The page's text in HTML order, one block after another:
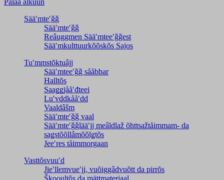
Palaa alkuun
Sääʹmteʹǧǧ
Sääʹmteʹǧǧ
Reâuggmen Sääʹmteeʹǧǧest
Sääʹmkulttuurkõõskõs Sajos
Tuʹmmstõktuâjj
Sääʹmteeʹǧǧ sååbbar
Halltõs
Saaǥǥjååʹđteei
Luʹvddkååʹdd
Vaaldâšm
Sääʹmteʹǧǧ vaal
Sääʹmteʹǧǧlääʹjj meâldlaž õhttsažtåimmam- da
saǥstõõllâmõõlǥtõs
Jeeʹres tåimmorgaan
Vasttõsvuuʹd
Jieʹllemvueʹjj, vuõiggâdvuõtt da pirrõs
Škooultõs da mättmateriaal